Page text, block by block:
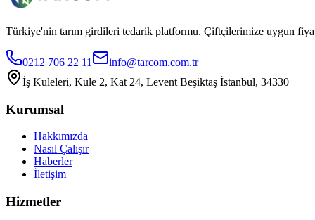
Türkiye'nin tarım girdileri tedarik platformu. Çiftçilerimize uygun
0212 706 22 11
info@tarcom.com.tr
İş Kuleleri, Kule 2, Kat 24, Levent Beşiktaş İstanbul, 34330
Kurumsal
Hakkımızda
Nasıl Çalışır
Haberler
İletişim
Hizmetler